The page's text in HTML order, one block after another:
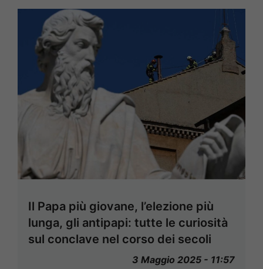
Il Papa più giovane, l’elezione più
lunga, gli antipapi: tutte le curiosità
sul conclave nel corso dei secoli
3 Maggio 2025 - 11:57